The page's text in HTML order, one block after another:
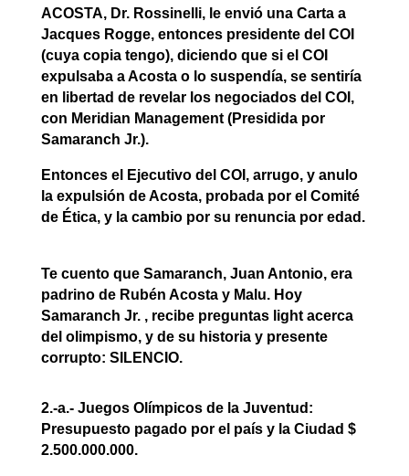
ACOSTA, Dr. Rossinelli, le envió una Carta a
Jacques Rogge, entonces presidente del COI
(cuya copia tengo), diciendo que si el COI
expulsaba a Acosta o lo suspendía, se sentiría
en libertad de revelar los negociados del COI,
con Meridian Management (Presidida por
Samaranch Jr.).
Entonces el Ejecutivo del COI, arrugo, y anulo
la expulsión de Acosta, probada por el Comité
de Ética, y la cambio por su renuncia por edad.
Te cuento que Samaranch, Juan Antonio, era
padrino de Rubén Acosta y Malu. Hoy
Samaranch Jr. , recibe preguntas light acerca
del olimpismo, y de su historia y presente
corrupto: SILENCIO.
2.-a.- Juegos Olímpicos de la Juventud:
Presupuesto pagado por el país y la Ciudad $
2.500.000.000.